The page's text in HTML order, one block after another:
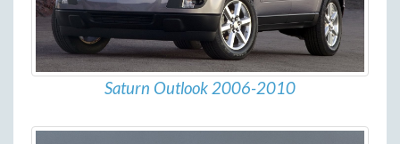
Saturn Outlook 2006-2010